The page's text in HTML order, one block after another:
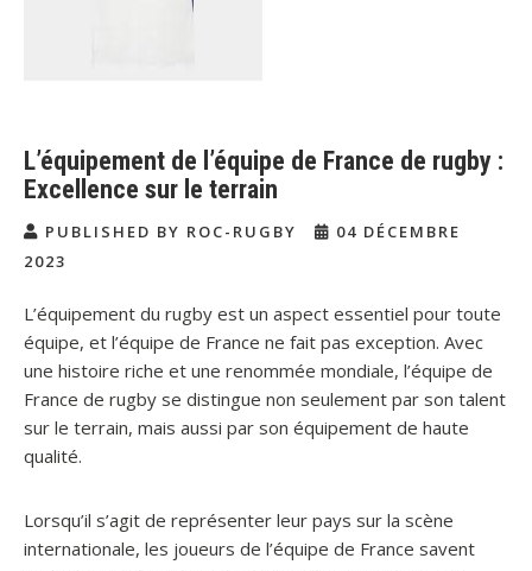
L’équipement de l’équipe de France de rugby :
Excellence sur le terrain
PUBLISHED BY ROC-RUGBY
04 DÉCEMBRE
2023
L’équipement du rugby est un aspect essentiel pour toute
équipe, et l’équipe de France ne fait pas exception. Avec
une histoire riche et une renommée mondiale, l’équipe de
France de rugby se distingue non seulement par son talent
sur le terrain, mais aussi par son équipement de haute
qualité.
Lorsqu’il s’agit de représenter leur pays sur la scène
internationale, les joueurs de l’équipe de France savent